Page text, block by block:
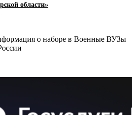
области»
о наборе в Военные ВУЗы